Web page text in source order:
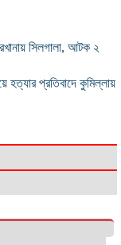
সিলগালা, আটক ২
হত্যার প্রতিবাদে কুমিল্লায়